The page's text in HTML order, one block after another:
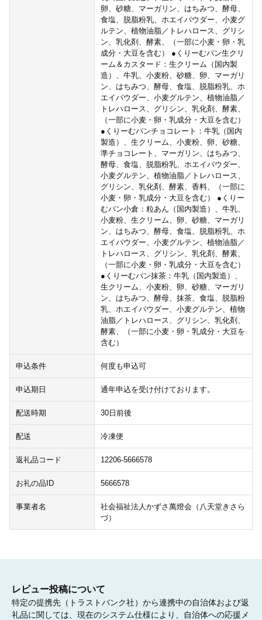
卵、砂糖、マーガリン、はちみつ、酵母、
食塩、脱脂粉乳、ホエイパウダー、小麦グ
ルテン、植物油脂／トレハロース、グリシ
ン、乳化剤、酵素、（一部に小麦・卵・乳
成分・大豆を含む） ●くりーむパン生クリ
ーム＆カスタード：生クリーム（国内製
造）、牛乳、小麦粉、砂糖、卵、マーガリ
ン、はちみつ、酵母、食塩、脱脂粉乳、ホ
エイパウダー、小麦グルテン、植物油脂／
トレハロース、グリシン、乳化剤、酵素、
（一部に小麦・卵・乳成分・大豆を含む）
●くりーむパンチョコレート：牛乳（国内
製造）、生クリーム、小麦粉、卵、砂糖、
準チョコレート、マーガリン、はちみつ、
酵母、食塩、脱脂粉乳、ホエイパウダー、
小麦グルテン、植物油脂／トレハロース、
グリシン、乳化剤、酵素、香料、（一部に
小麦・卵・乳成分・大豆を含む） ●くりー
むパン小倉：粒あん（国内製造）、牛乳、
小麦粉、生クリーム、卵、砂糖、マーガリ
ン、はちみつ、酵母、食塩、脱脂粉乳、ホ
エイパウダー、小麦グルテン、植物油脂／
トレハロース、グリシン、乳化剤、酵素、
（一部に小麦・卵・乳成分・大豆を含む）
●くりーむパン抹茶：牛乳（国内製造）、
生クリーム、小麦粉、卵、砂糖、マーガリ
ン、はちみつ、酵母、抹茶、食塩、脱脂粉
乳、ホエイパウダー、小麦グルテン、植物
油脂／トレハロース、グリシン、乳化剤、
酵素、（一部に小麦・卵・乳成分・大豆を
含む）
申込条件 何度も申込可
申込期日 通年申込を受け付けております。
配送時期 30日前後
配送 冷凍便
返礼品コード 12206-5666578
お礼の品ID 5666578
事業者名
社会福祉法人かずさ萬燈会（八天堂きさら
づ）
レビュー投稿について
特定の提携先（トラストバンク社）から連携中の自治体および返
礼品に関しては、現在のシステム仕様により、自治体への応援メ